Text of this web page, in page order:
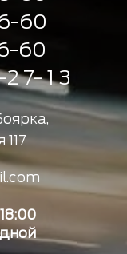
60
60
7- 1 3